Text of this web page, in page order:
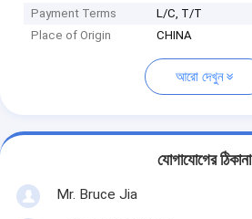
Payment Terms
L/C, T/T
Place of Origin
CHINA
আরো দেখুন
যোগাযোগের ঠিকানা
Mr. Bruce Jia